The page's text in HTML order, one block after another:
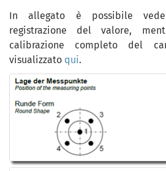
In allegato è possibile
registrazione del valore,
calibrazione completo del
visualizzato qui.